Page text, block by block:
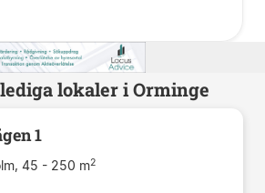
lokaler i Orminge
1
45 - 250 m2